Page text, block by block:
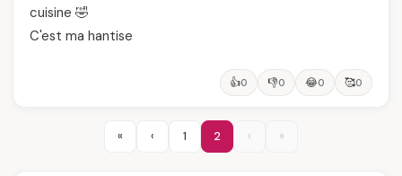
cuisine 🤣
C'est ma hantise
👍0 👎0 😂0 🥰0
« ‹ 1 2 › »